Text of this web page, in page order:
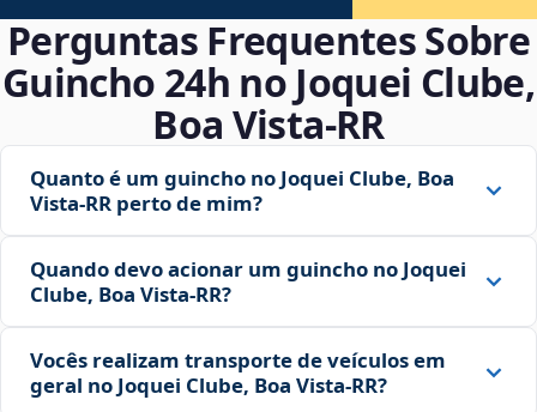
Perguntas Frequentes Sobre
Guincho 24h no Joquei Clube,
Boa Vista‑RR
Quanto é um guincho no Joquei Clube, Boa
Vista‑RR perto de mim?
Quando devo acionar um guincho no Joquei
Clube, Boa Vista‑RR?
Vocês realizam transporte de veículos em
geral no Joquei Clube, Boa Vista‑RR?